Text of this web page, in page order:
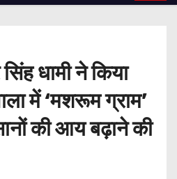
धामी ने किया
में ‘मशरूम ग्राम’
की आय बढ़ाने की